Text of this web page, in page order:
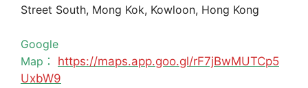
Street South, Mong Kok, Kowloon, Hong Kong
Google
Map： https://maps.app.goo.gl/rF7jBwMUTCp5
UxbW9